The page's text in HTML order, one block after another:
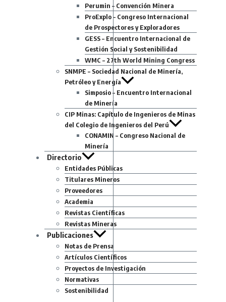
Perumin – Convención Minera
ProExplo – Congreso Internacional
de Prospectores y Exploradores
GESS – Encuentro Internacional de
Gestión Social y Sostenibilidad
WMC – 27th World Mining Congress
SNMPE – Sociedad Nacional de Minería,
Petróleo y Energía
Simposio – Encuentro Internacional
de Minería
CIP Minas: Capítulo de Ingenieros de Minas
del Colegio de Ingenieros del Perú
CONAMIN – Congreso Nacional de
Minería
Directorio
Entidades Públicas
Titulares Mineros
Proveedores
Academia
Revistas Científicas
Revistas Mineras
Publicaciones
Notas de Prensa
Artículos Científicos
Proyectos de Investigación
Normativas
Sostenibilidad